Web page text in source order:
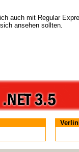
auch mit Regular
ansehen sollten.